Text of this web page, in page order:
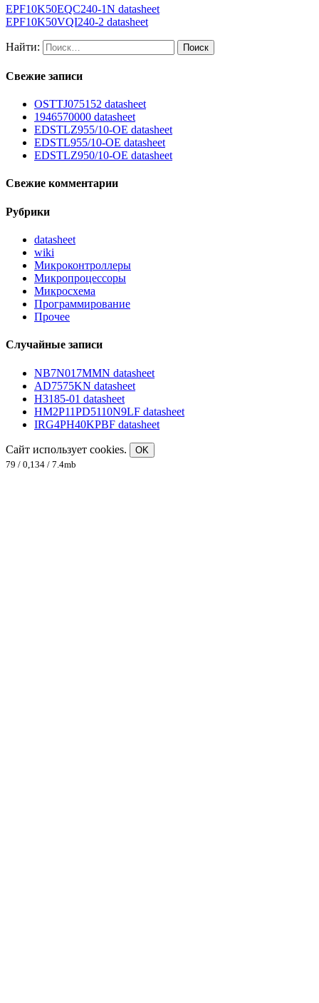
EPF10K50EQC240-1N datasheet
EPF10K50VQI240-2 datasheet
Найти:
Свежие записи
OSTTJ075152 datasheet
1946570000 datasheet
EDSTLZ955/10-OE datasheet
EDSTL955/10-OE datasheet
EDSTLZ950/10-OE datasheet
Свежие комментарии
Рубрики
datasheet
wiki
Микроконтроллеры
Микропроцессоры
Микросхема
Программирование
Прочее
Случайные записи
NB7N017MMN datasheet
AD7575KN datasheet
H3185-01 datasheet
HM2P11PD5110N9LF datasheet
IRG4PH40KPBF datasheet
Сайт использует cookies.
OK
79 / 0,134 / 7.4mb